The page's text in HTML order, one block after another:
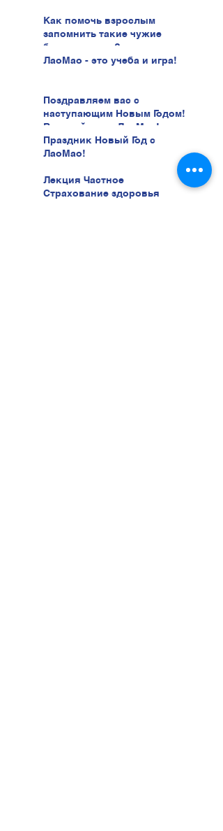
Как помочь взрослым
запомнить такие чужие
буквы иврита?
ЛаоМао - это учеба и игра!
Поздравляем вас с
наступающим Новым Годом!
В новый год с ЛаоМао!
Праздник Новый Год с
ЛаоМао!
Лекция Частное
Страхование здоровья